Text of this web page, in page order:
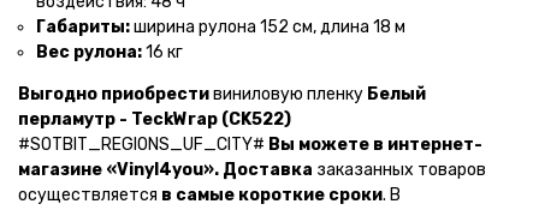
Габариты:ширина рулона 152 см, длина 18 м
Вес рулона:16 кг
Выгодно приобрестивиниловую пленку Белый
перламутр - TeckWrap (CK522)
#SOTBIT_REGIONS_UF_CITY# Вы можете в интернет-
магазине «Vinyl4you». Доставка заказанных товаров
осуществляется в самые короткие сроки. В